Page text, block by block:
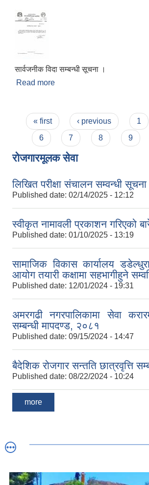
सार्वजनीक विदा सम्बन्धी सूचना ।
Read more
Pages
« first ‹ previous 1
6
7 8 9
रोजगारमूलक सेवा
लिखित परीक्षा संचालन सम्वन्धी
Published date: 02/14/2025 - 12:12
स्वीकृत नामावली प्रकाशन गरिएको
Published date: 01/10/2025 - 13:19
सामाजिक विकास कार्यालय
आयोग तयारी कक्षामा सहभागीहुने
Published date: 12/01/2024 - 19:31
अमरगढी नगरपालिकामा सेवा
सम्बन्धी मापदण्ड, २०८१
Published date: 09/15/2024 - 14:47
बैदेशिक रोजगार सन्तति छात्रवृत्ति
Published date: 08/22/2024 - 10:24
more